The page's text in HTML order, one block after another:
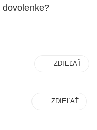
ZDIEĽAŤ
ZDIEĽAŤ